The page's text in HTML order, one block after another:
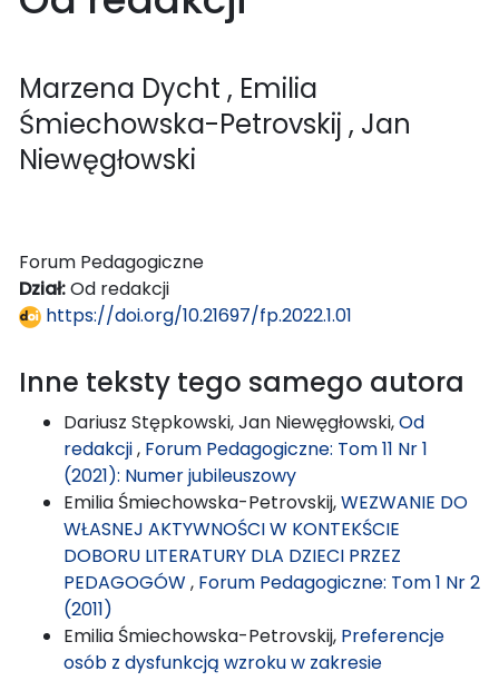
Marzena Dycht , Emilia
Śmiechowska-Petrovskij , Jan
Niewęgłowski
Forum Pedagogiczne
Dział:Od redakcji
https://doi.org/10.21697/fp.2022.1.01
Inne teksty tego samego autora
Dariusz Stępkowski, Jan Niewęgłowski,Od
redakcji, Forum Pedagogiczne: Tom 11 Nr 1
(2021): Numer jubileuszowy
Emilia Śmiechowska-Petrovskij,WEZWANIE DO
WŁASNEJ AKTYWNOŚCI W KONTEKŚCIE
DOBORU LITERATURY DLA DZIECI PRZEZ
PEDAGOGÓW, Forum Pedagogiczne: Tom 1 Nr 2
(2011)
Emilia Śmiechowska-Petrovskij, Preferencje
osób z dysfunkcją wzroku w zakresie